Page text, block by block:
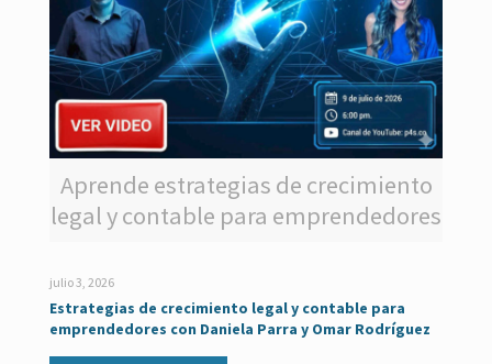
Aprende estrategias de crecimiento
legal y contable para emprendedores
julio 3, 2026
Estrategias de crecimiento legal y contable para
emprendedores con Daniela Parra y Omar Rodríguez